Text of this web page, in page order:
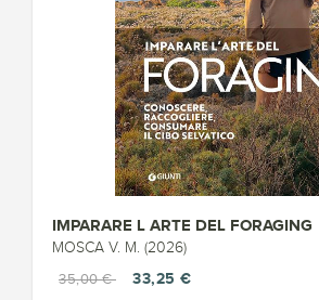
IMPARARE L ARTE DEL FORAGING
MOSCA V. M. (2026)
35,00 €
33,25 €